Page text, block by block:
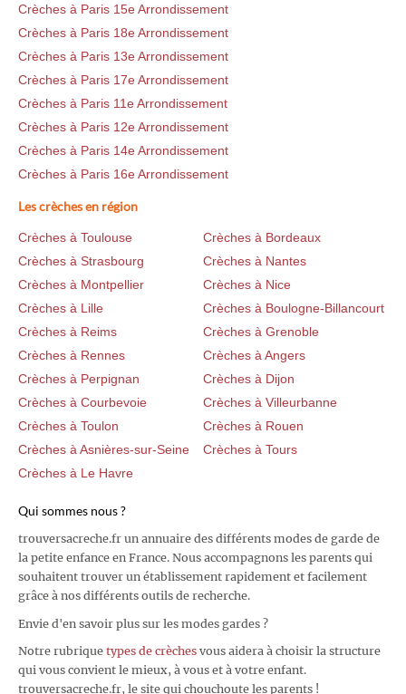
Crèches à Paris 15e Arrondissement
Crèches à Paris 18e Arrondissement
Crèches à Paris 13e Arrondissement
Crèches à Paris 17e Arrondissement
Crèches à Paris 11e Arrondissement
Crèches à Paris 12e Arrondissement
Crèches à Paris 14e Arrondissement
Crèches à Paris 16e Arrondissement
Les crèches en région
Crèches à Toulouse
Crèches à Bordeaux
Crèches à Strasbourg
Crèches à Nantes
Crèches à Montpellier
Crèches à Nice
Crèches à Lille
Crèches à Boulogne-Billancourt
Crèches à Reims
Crèches à Grenoble
Crèches à Rennes
Crèches à Angers
Crèches à Perpignan
Crèches à Dijon
Crèches à Courbevoie
Crèches à Villeurbanne
Crèches à Toulon
Crèches à Rouen
Crèches à Asnières-sur-Seine
Crèches à Tours
Crèches à Le Havre
Qui sommes nous ?
trouversacreche.fr un annuaire des différents modes de garde de
la petite enfance en France. Nous accompagnons les parents qui
souhaitent trouver un établissement rapidement et facilement
grâce à nos différents outils de recherche.
Envie d'en savoir plus sur les modes gardes ?
Notre rubrique types de crèches vous aidera à choisir la structure
qui vous convient le mieux, à vous et à votre enfant.
trouversacreche.fr, le site qui chouchoute les parents !